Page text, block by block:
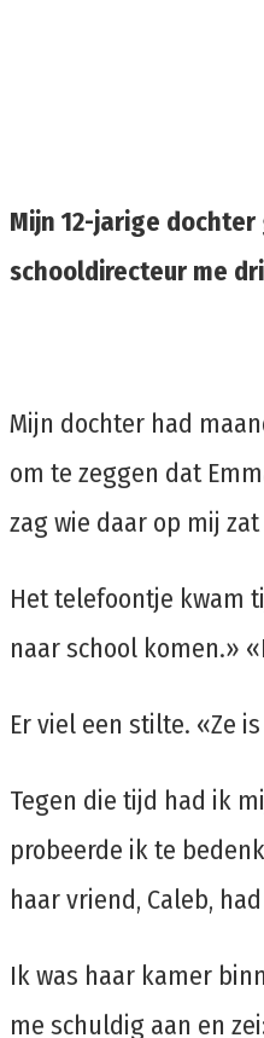
Mijn 12-jarige
schooldirecteur me
Mijn dochter had
om te zeggen dat
zag wie daar op mij
Het telefoontje kwam
naar school komen.»
Er viel een stilte. «Ze
Tegen die tijd had ik
probeerde ik te
haar vriend, Caleb,
Ik was haar kamer
me schuldig aan en